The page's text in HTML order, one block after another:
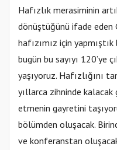
Hafızlık merasiminin
dönüştüğünü ifade eden
hafızımız için
bugün bu sayıyı 120’ye
yaşıyoruz. Hafızlığını
yıllarca zihninde
etmenin gayretini
bölümden oluşacak.
ve konferanstan